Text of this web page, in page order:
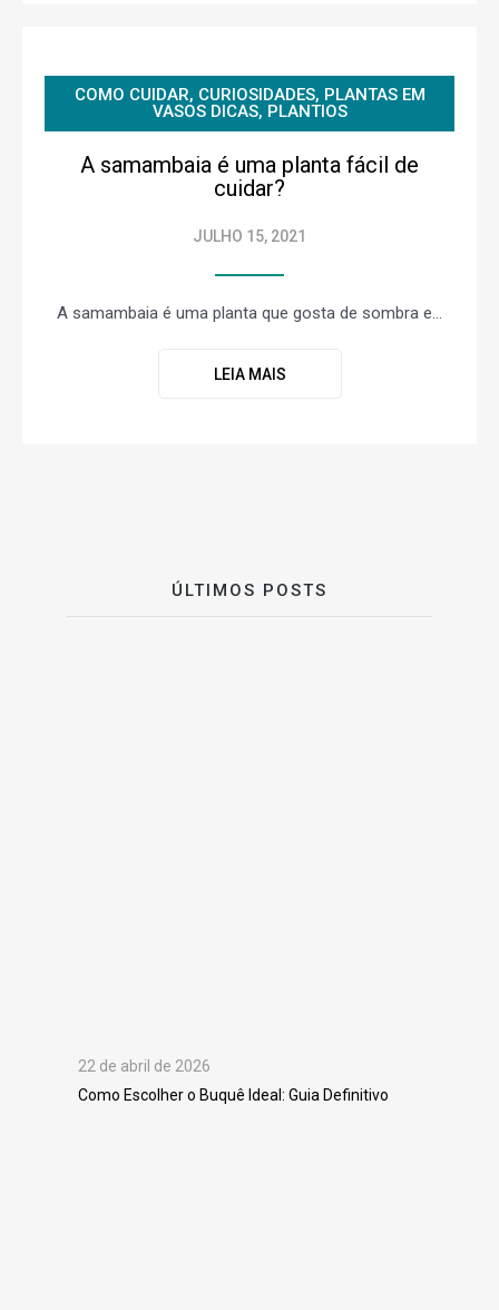
COMO CUIDAR, CURIOSIDADES, PLANTAS EM
VASOS DICAS, PLANTIOS
A samambaia é uma planta fácil de
cuidar?
JULHO 15, 2021
A samambaia é uma planta que gosta de sombra e...
LEIA MAIS
ÚLTIMOS POSTS
22 de abril de 2026
Como Escolher o Buquê Ideal: Guia Definitivo